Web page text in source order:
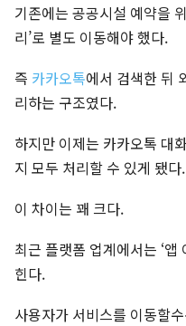
기존에는 공공시설 예약을
리’로 별도 이동해야 했다.
즉 카카오톡에서 검색한 뒤
리하는 구조였다.
하지만 이제는 카카오톡 대
지 모두 처리할 수 있게 됐다.
이 차이는 꽤 크다.
최근 플랫폼 업계에서는 ‘앱
힌다.
사용자가 서비스를 이동할